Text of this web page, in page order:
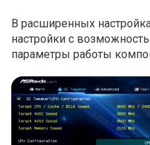
В расширенных
настройки с
параметры работы